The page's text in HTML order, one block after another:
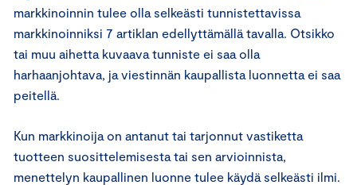
markkinoinnin tulee olla selkeästi tunnistettavissa
markkinoinniksi 7 artiklan edellyttämällä tavalla. Otsikko
tai muu aihetta kuvaava tunniste ei saa olla
harhaanjohtava, ja viestinnän kaupallista luonnetta ei saa
peitellä.
Kun markkinoija on antanut tai tarjonnut vastiketta
tuotteen suosittelemisesta tai sen arvioinnista,
menettelyn kaupallinen luonne tulee käydä selkeästi ilmi.